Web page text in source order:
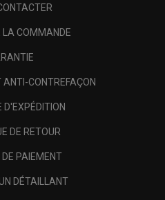
LA COMMANDE
CONTREFAÇON
D'EXPÉDITION
DE RETOUR
PAIEMENT
DÉTAILLANT